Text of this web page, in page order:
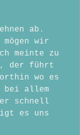
ab.
mögen wir
meinte zu
der führt
wo es
bei allem
schnell
es uns